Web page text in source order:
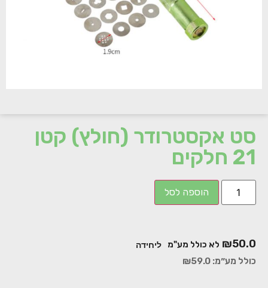
סט אקסטרודר (חולץ) קטן
21 חלקים
הוספה לסל
₪50.0 לא כולל מע"מ
כולל מע״מ: ₪59.0
ליחידה